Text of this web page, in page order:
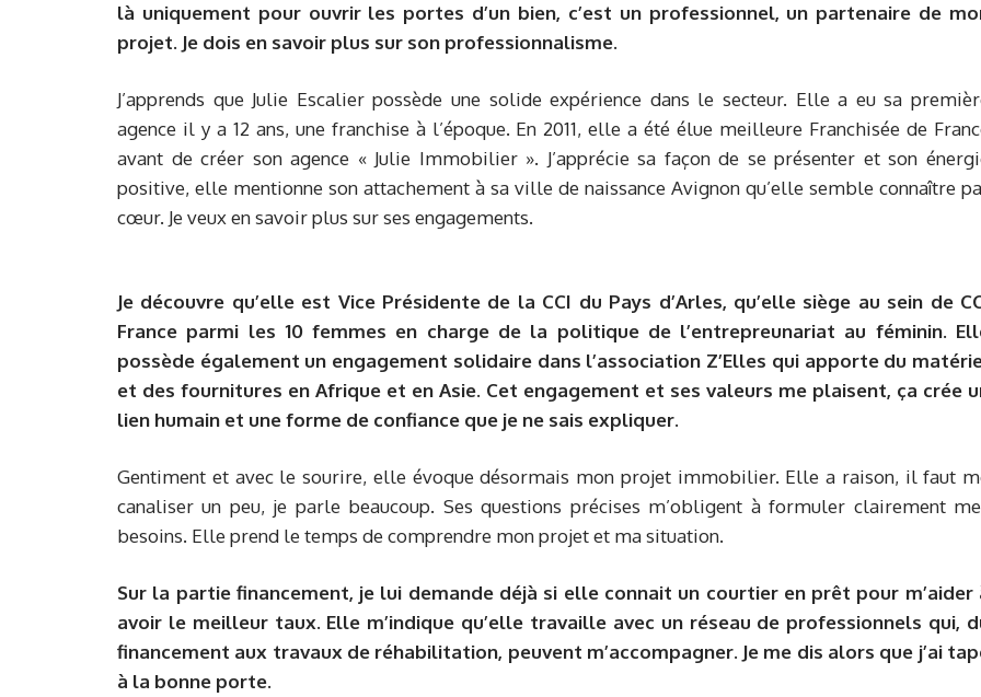
là uniquement pour ouvrir les portes d’un bien, c’est un professionnel, un partenaire de
projet. Je dois en savoir plus sur son professionnalisme.
J’apprends que Julie Escalier possède une solide expérience dans le secteur. Elle a eu sa
agence il y a 12 ans, une franchise à l’époque. En 2011, elle a été élue meilleure Franchisée de
avant de créer son agence « Julie Immobilier ». J’apprécie sa façon de se présenter et son
positive, elle mentionne son attachement à sa ville de naissance Avignon qu’elle semble connaître
cœur. Je veux en savoir plus sur ses engagements.
Je découvre qu’elle est Vice Présidente de la CCI du Pays d’Arles, qu’elle siège au sein de
France parmi les 10 femmes en charge de la politique de l’entrepreunariat au féminin.
possède également un engagement solidaire dans l’association Z’Elles qui apporte du
et des fournitures en Afrique et en Asie. Cet engagement et ses valeurs me plaisent, ça crée
lien humain et une forme de confiance que je ne sais expliquer.
Gentiment et avec le sourire, elle évoque désormais mon projet immobilier. Elle a raison, il faut
canaliser un peu, je parle beaucoup. Ses questions précises m’obligent à formuler clairement
besoins. Elle prend le temps de comprendre mon projet et ma situation.
Sur la partie financement, je lui demande déjà si elle connait un courtier en prêt pour m’aider
avoir le meilleur taux. Elle m’indique qu’elle travaille avec un réseau de professionnels qui,
financement aux travaux de réhabilitation, peuvent m’accompagner. Je me dis alors que j’ai
à la bonne porte.